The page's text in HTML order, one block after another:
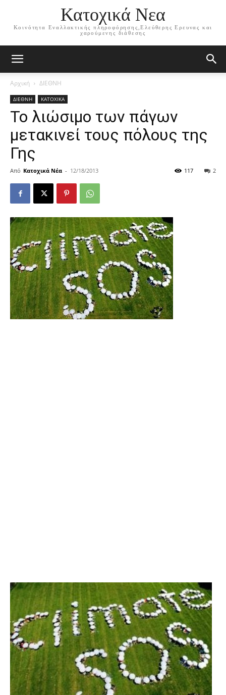
Κατοχικά Νεα
Κοινότητα Εναλλακτικής πληροφόρησης,Ελεύθερης Ερευνας και
χαρούμενης διάθεσης
Αρχική ΔΙΕΘΝΗ
ΔΙΕΘΝΗ ΚΑΤΟΧΙΚΑ
Το λιώσιμο των πάγων
μετακινεί τους πόλους της
Γης
Από Κατοχικά Νέα - 12/18/2013 2
117